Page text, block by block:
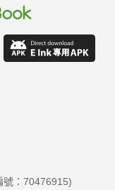
）
號：70476915)